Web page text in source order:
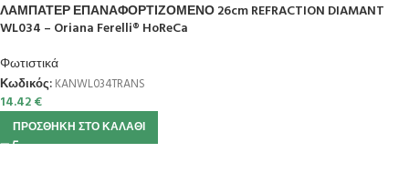
ΛΑΜΠΑΤΕΡ ΕΠΑΝΑΦΟΡΤΙΖΟΜΕΝΟ 26cm REFRACTION DIAMANT
WL034 – Oriana Ferelli® HoReCa
Φωτιστικά
Κωδικός: KANWL034TRANS
14.42€
ΠΡΟΣΘΉΚΗ ΣΤΟ ΚΑΛΆΘΙ